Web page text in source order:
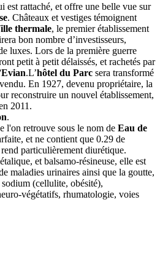
rattaché, et offre une belle vue sur
. Châteaux et vestiges témoignent
thermale, le premier établissement
bon nombre d’investisseurs,
luxes. Lors de la première guerre
petit à petit délaissés, et rachetés par
.L’hôtel du Parc sera transformé
En 1927, devenu propriétaire, la
reconstruire un nouvel établissement,
2011.
.
l'on retrouve sous le nom de Eau de
et ne contient que 0.29 de
particulièrement diurétique.
et balsamo-résineuse, elle est
maladies urinaires ainsi que la goutte,
(cellulite, obésité),
végétatifs, rhumatologie, voies